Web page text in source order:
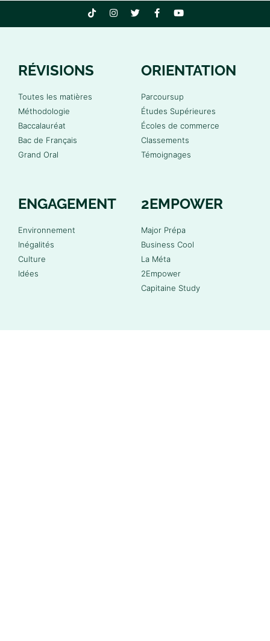
RÉVISIONS
Toutes les matières
Méthodologie
Baccalauréat
Bac de Français
Grand Oral
ORIENTATION
Parcoursup
Études Supérieures
Écoles de commerce
Classements
Témoignages
ENGAGEMENT
Environnement
Inégalités
Culture
Idées
2EMPOWER
Major Prépa
Business Cool
La Méta
2Empower
Capitaine Study